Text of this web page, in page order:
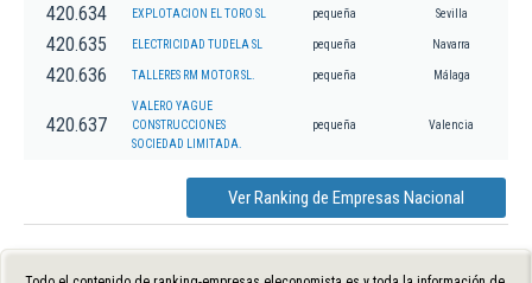
420.634 EXPLOTACION EL TORO SL pequeña Sevilla
420.635 ELECTRICIDAD TUDELA SL pequeña Navarra
420.636 TALLERES RM MOTOR SL. pequeña Málaga
420.637
VALERO YAGUE
CONSTRUCCIONES
SOCIEDAD LIMITADA.
pequeña Valencia
Ver Ranking de Empresas Nacional